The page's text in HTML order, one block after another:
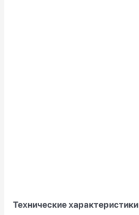
Технические характеристики